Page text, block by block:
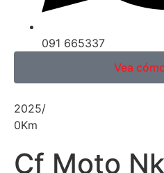
091 665337
Vea
2025/
0Km
Cf Moto